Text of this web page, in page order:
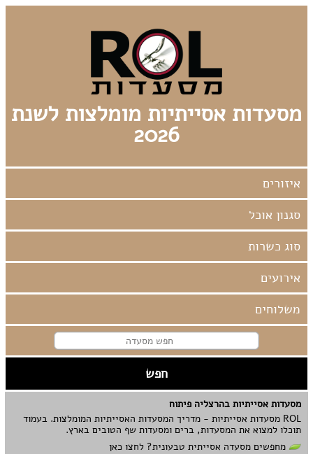
מסעדות אסייתיות מומלצות לשנת
2026
אירועים
משלוחים
מסעדות אסייתיות בהרצליה פיתוח
ROL מסעדות אסייתיות - מדריך המסעדות האסייתיות המומלצות. בעמוד
תוכלו למצוא את המסעדות, ברים ומסעדות שף הטובים בארץ.
מחפשים מסעדה אסייתית טבעונית? לחצו כאן